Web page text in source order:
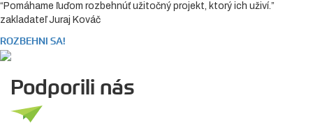
“Pomáhame ľuďom rozbehnúť užitočný projekt, ktorý ich uživí.”
zakladateľ Juraj Kováč
ROZBEHNI SA!
Podporili nás